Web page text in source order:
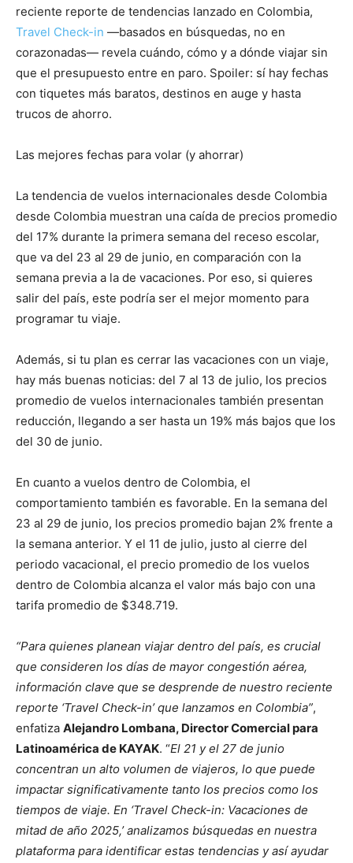
reciente reporte de tendencias lanzado en Colombia,
Travel Check-in —basados en búsquedas, no en
corazonadas— revela cuándo, cómo y a dónde viajar sin
que el presupuesto entre en paro. Spoiler: sí hay fechas
con tiquetes más baratos, destinos en auge y hasta
trucos de ahorro.
Las mejores fechas para volar (y ahorrar)
La tendencia de vuelos internacionales desde Colombia
desde Colombia muestran una caída de precios promedio
del 17% durante la primera semana del receso escolar,
que va del 23 al 29 de junio, en comparación con la
semana previa a la de vacaciones. Por eso, si quieres
salir del país, este podría ser el mejor momento para
programar tu viaje.
Además, si tu plan es cerrar las vacaciones con un viaje,
hay más buenas noticias: del 7 al 13 de julio, los precios
promedio de vuelos internacionales también presentan
reducción, llegando a ser hasta un 19% más bajos que los
del 30 de junio.
En cuanto a vuelos dentro de Colombia, el
comportamiento también es favorable. En la semana del
23 al 29 de junio, los precios promedio bajan 2% frente a
la semana anterior. Y el 11 de julio, justo al cierre del
periodo vacacional, el precio promedio de los vuelos
dentro de Colombia alcanza el valor más bajo con una
tarifa promedio de $348.719.
“Para quienes planean viajar dentro del país, es crucial
que consideren los días de mayor congestión aérea,
información clave que se desprende de nuestro reciente
reporte ‘Travel Check-in’ que lanzamos en Colombia”,
enfatiza Alejandro Lombana, Director Comercial para
Latinoamérica de KAYAK. “El 21 y el 27 de junio
concentran un alto volumen de viajeros, lo que puede
impactar significativamente tanto los precios como los
tiempos de viaje. En ‘Travel Check-in: Vacaciones de
mitad de año 2025,’ analizamos búsquedas en nuestra
plataforma para identificar estas tendencias y así ayudar